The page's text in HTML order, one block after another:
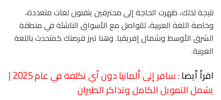
نتيجة لذلك، ظهرت الحاجة إلى محترفين يتقنون لغات متعددة،
وخاصة اللغة العربية، للتواصل مع الأسواق الناشئة في منطقة
الشرق الأوسط وشمال إفريقيا. وهنا تبرز فرصتك كمتحدث باللغة
العربية.
اقرأ أيضا
: سافر إلى ألمانيا دون أي تكلفة في عام 2025 |
يشمل التمويل الكامل وتذاكر الطيران